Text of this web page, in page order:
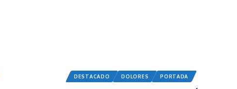
DESTACADO DOLORES PORTADA